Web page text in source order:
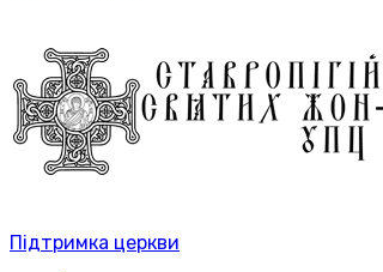
Підтримка церкви